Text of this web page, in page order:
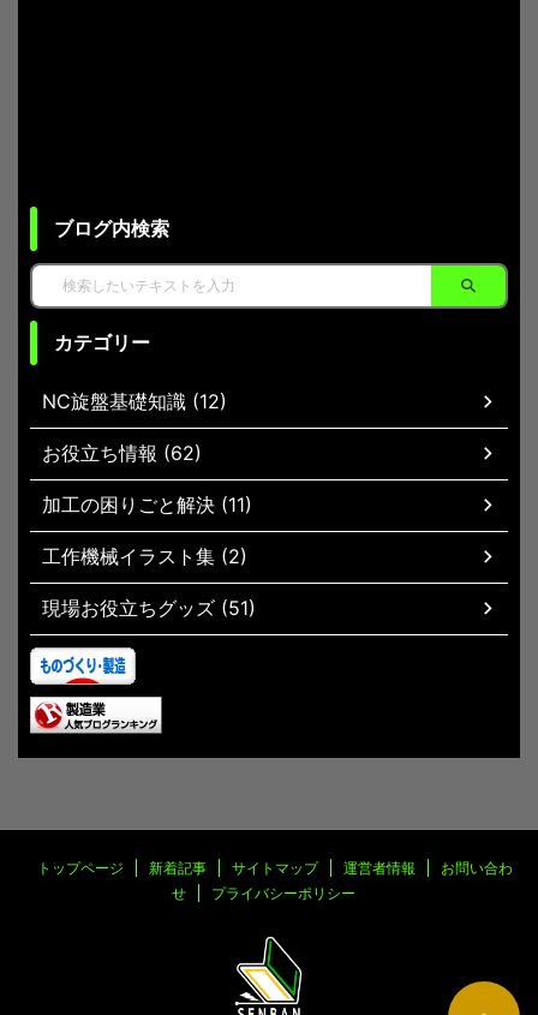
ブログ内検索
カテゴリー
NC旋盤基礎知識 (12)
お役立ち情報 (62)
加工の困りごと解決 (11)
工作機械イラスト集 (2)
現場お役立ちグッズ (51)
トップページ 新着記事 サイトマップ 運営者情報
お問い合わ
せ
プライバシーポリシー